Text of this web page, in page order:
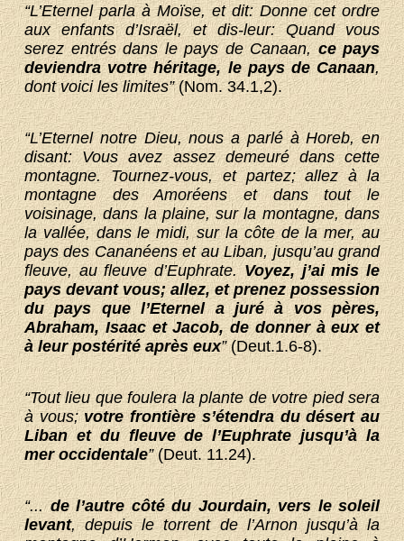
“L’Eternel parla à Moïse, et dit: Donne cet ordre
aux enfants d’Israël, et dis-leur: Quand vous
serez entrés dans le pays de Canaan,ce pays
deviendra votre héritage, le pays de Canaan,
dont voici les limites”(Nom. 34.1,2).
“L’Eternel notre Dieu, nous a parlé à Horeb, en
disant: Vous avez assez demeuré dans cette
montagne. Tournez-vous, et partez; allez à la
montagne des Amoréens et dans tout le
voisinage, dans la plaine, sur la montagne, dans
la vallée, dans le midi, sur la côte de la mer, au
pays des Cananéens et au Liban, jusqu’au grand
fleuve, au fleuve d’Euphrate.Voyez, j’ai mis le
pays devant vous; allez, et prenez possession
du pays que l’Eternel a juré à vos pères,
Abraham, Isaac et Jacob, de donner à eux et
à leur postérité après eux”(Deut.1.6-8).
“Tout lieu que foulera la plante de votre pied sera
à vous;votre frontière s’étendra du désert au
Liban et du fleuve de l’Euphrate jusqu’à la
mer occidentale”(Deut. 11.24).
“...de l’autre côté du Jourdain, vers le soleil
levant, depuis le torrent de l’Arnon jusqu’à la